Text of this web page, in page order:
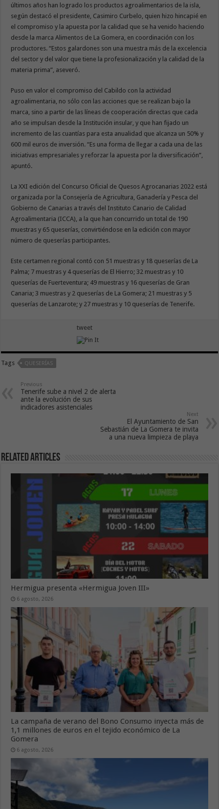
últimos años han logrado los productos agroalimentarios de la isla,
según destacó el presidente, Casimiro Curbelo, quien hizo hincapié en
el compromiso y la apuesta por la calidad que se ha venido haciendo
desde la marca Alimentos de La Gomera, en coordinación con los
productores. “Estos galardones son una muestra más de la excelencia
del sector y del valor que tiene la profesionalización y la calidad de la
materia prima”, aseveró.
Puso en valor el compromiso del Cabildo con la actividad
agroalimentaria, no sólo con las acciones que se realizan bajo la
marca, sino a partir de las líneas de cooperación directas que cada
año se impulsan desde la Institución insular, y que han fijado un
incremento de las cuantías para esta anualidad que alcanza un 50% y
600 mil euros de inversión. “Es una forma de llegar a cada una de las
iniciativas empresariales y reforzar la apuesta por la diversificación”,
apuntó.
La XXI edición del Concurso Oficial de Quesos Agrocanarias 2022 está
organizada por la Consejería de Agricultura, Ganadería y Pesca del
Gobierno de Canarias a través del Instituto Canario de Calidad
Agroalimentaria (ICCA), a la que han concurrido un total de 190
muestras y 65 queserías, convirtiéndose en la edición con mayor
número de queserías participantes.
Este certamen regional contó con 51 muestras y 18 queserías de La
Palma; 7 muestras y 4 queserías de El Hierro; 32 muestras y 10
queserías de Fuerteventura; 49 muestras y 16 queserías de Gran
Canaria; 3 muestras y 2 queserías de La Gomera; 21 muestras y 5
queserías de Lanzarote; y 27 muestras y 10 queserías de Tenerife.
tweet
Tags QUESERÍAS
Previous
Tenerife sube a nivel 2 de alerta
ante la evolución de sus
indicadores asistenciales
Next
El Ayuntamiento de San
Sebastián de La Gomera te invita
a una nueva limpieza de playa
Related Articles
Hermigua presenta «Hermigua Joven III»
6 agosto, 2026
La campaña de verano del Bono Consumo inyecta más de
1,1 millones de euros en el tejido económico de La
Gomera
6 agosto, 2026